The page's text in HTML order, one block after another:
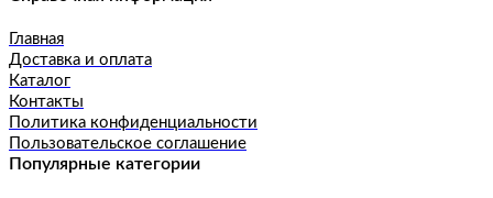
Главная
Доставка и оплата
Каталог
Контакты
Политика конфиденциальности
Пользовательское соглашение
Популярные категории